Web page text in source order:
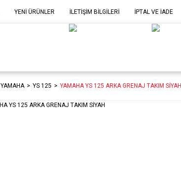
YENİ ÜRÜNLER İLETİŞİM BİLGİLERİ İPTAL VE İADE
YAMAHA YS 125 YAMAHA YS 125 ARKA GRENAJ TAKIM SİYAH